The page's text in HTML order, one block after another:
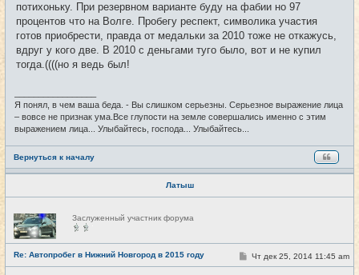
н
и
потихоньку. При резервном варианте буду на фабии но 97
процентов что на Волге. Пробегу респект, символика участия
готов приобрести, правда от медальки за 2010 тоже не откажусь,
вдруг у кого две. В 2010 с деньгами туго было, вот и не купил
тогда.((((но я ведь был!
Я понял, в чем ваша беда. - Вы слишком серьезны. Серьезное выражение лица
– вовсе не признак ума.Все глупости на земле совершались именно с этим
выражением лица... Улыбайтесь, господа... Улыбайтесь...
Вернуться к началу
Латыш
Н
е
в
с
е
т
и
Заслуженный участник форума
Re: Автопробег в Нижний Новгород в 2015 году #24
С
о
Чт дек 25, 2014 11:45 am